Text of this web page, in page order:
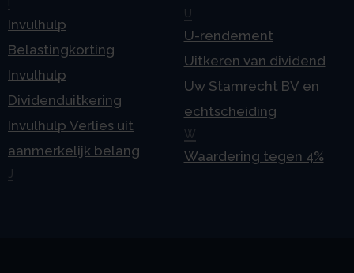
Invulhulp
Belastingkorting
Invulhulp
Dividenduitkering
Invulhulp Verlies uit
aanmerkelijk belang
J
U
U-rendement
Uitkeren van dividend
Uw Stamrecht BV en
echtscheiding
W
Waardering tegen 4%